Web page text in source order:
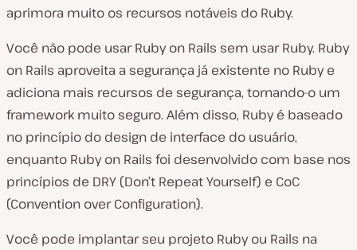
aprimora muito os recursos notáveis do Ruby.
Você não pode usar Ruby on Rails sem usar Ruby. Ruby
on Rails aproveita a segurança já existente no Ruby e
adiciona mais recursos de segurança, tornando-o um
framework muito seguro. Além disso, Ruby é baseado
no princípio do design de interface do usuário,
enquanto Ruby on Rails foi desenvolvido com base nos
princípios de DRY (Don’t Repeat Yourself) e CoC
(Convention over Configuration).
Você pode implantar seu projeto Ruby ou Rails na